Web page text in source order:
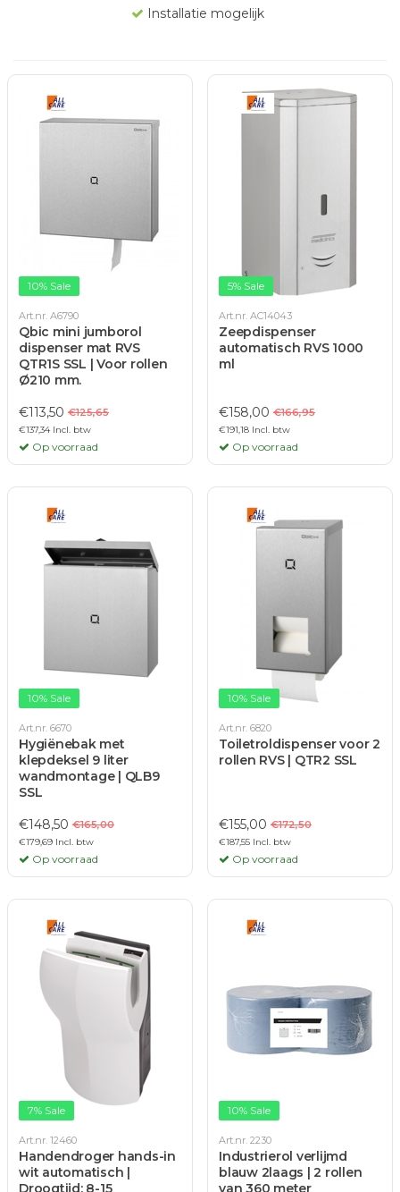
Installatie mogelijk
10% Sale
Art.nr. A6790
Qbic mini jumborol
dispenser mat RVS
QTR1S SSL | Voor rollen
Ø210 mm.
€113,50 €125,65
€137,34 Incl. btw
Op voorraad
5% Sale
Art.nr. AC14043
Zeepdispenser
automatisch RVS 1000
ml
€158,00 €166,95
€191,18 Incl. btw
Op voorraad
10% Sale
Art.nr. 6670
Hygiënebak met
klepdeksel 9 liter
wandmontage | QLB9
SSL
€148,50 €165,00
€179,69 Incl. btw
Op voorraad
10% Sale
Art.nr. 6820
Toiletroldispenser voor 2
rollen RVS | QTR2 SSL
€155,00 €172,50
€187,55 Incl. btw
Op voorraad
7% Sale
Art.nr. 12460
Handendroger hands-in
wit automatisch |
Droogtijd: 8-15
10% Sale
Art.nr. 2230
Industrierol verlijmd
blauw 2laags | 2 rollen
van 360 meter